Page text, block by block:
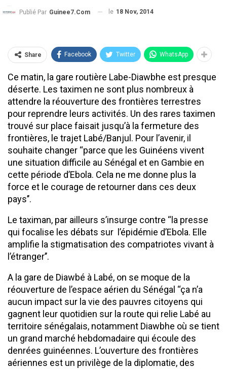
Publié Par Guinee7.com le 18 Nov, 2014
Share Facebook Twitter WhatsApp
Ce matin, la gare routière Labe-Diawbhe est presque
déserte. Les taximen ne sont plus nombreux à
attendre la réouverture des frontières terrestres
pour reprendre leurs activités. Un des rares taximen
trouvé sur place faisait jusqu’à la fermeture des
frontières, le trajet Labé/Banjul. Pour l’avenir, il
souhaite changer ‘‘parce que les Guinéens vivent
une situation difficile au Sénégal et en Gambie en
cette période d’Ebola. Cela ne me donne plus la
force et le courage de retourner dans ces deux
pays’’.
Le taximan, par ailleurs s’insurge contre ‘‘la presse
qui focalise les débats sur l’épidémie d’Ebola. Elle
amplifie la stigmatisation des compatriotes vivant à
l’étranger’’.
A la gare de Diawbé à Labé, on se moque de la
réouverture de l’espace aérien du Sénégal ‘‘ça n’a
aucun impact sur la vie des pauvres citoyens qui
gagnent leur quotidien sur la route qui relie Labé au
territoire sénégalais, notamment Diawbhe où se tient
un grand marché hebdomadaire qui écoule des
denrées guinéennes. L’ouverture des frontières
aériennes est un privilège de la diplomatie, des